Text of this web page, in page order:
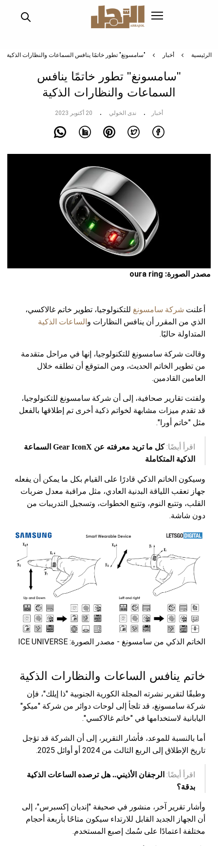
الرئيسية أخبار "سامسونغ" تطور خاتمًا ينافس السماعات والنظارات الذكية
"سامسونغ" تطور خاتمًا ينافس
السماعات والنظارات الذكية
أخبار ندى الخولي 20 أكتوبر 2023
مصدر الصورة: oura ring
أعلنت شركة سامسونغ للتكنولوجيا، تطوير خاتم غالاكسي،
الذي من المقرر أن ينافس النظارات و الساعات الذكية
المتداولة حاليًا.
وقالت شركة سامسونغ للتكنولوجيا، إنها في مراحل متقدمة
من تطوير الخاتم الحديث، ومن المتوقع أن تطلقه خلال
العامين القادمين.
ولفتت تقارير صحافية، إلى أن شركة سامسونغ للتكنولوجيا،
قد تقدم ميزات مشابهة لخواتم ذكية أخرى تم إطلاقها بالفعل
مثل "خاتم أورا".
اقرأ أيضًا:
كل ما تريد معرفته عن Gear IconX السماعة
الذكية المتكاملة
وسيكون الخاتم الذكي قادرًا على القيام بكل ما يمكن أن يفعله
جهاز تعقب اللياقة البدنية العادي، مثل مراقبة معدل ضربات
القلب، وتتبع النوم، وتتبع الخطوات، وتسجيل التدريبات من
دون شاشة.
الخاتم الذكي من سامسونغ - مصدر الصورة: ICE UNIVERSE
خاتم ينافس الساعات والنظارات الذكية
وطبقًا لتقرير نشرته المجلة الكورية الجنوبية "ذا إيلك"، فإن
شركة سامسونغ، قد تلجأ إلى لوحات دوائر من شركة "ميكو"
اليابانية لاستخدامها في "خاتم غالاكسي".
أما بالنسبة للموعد، فأشار التقرير، إلى أن الشركة قد تؤجل
تاريخ الإطلاق إلى الربع الثالث من 2024 أو أوائل 2025.
اقرأ أيضًا: الرجفان الأذيني.. هل ترصده الساعات الذكية
بدقة؟
وأشار تقرير آخر، منشور في صحيفة "إنديان إكسبرس"، إلى
أن الجهاز الجديد القابل للارتداء سيكون متاحًا بأربعة أحجام
مختلفة اعتمادًا على سُمك إصبع المستخدم.